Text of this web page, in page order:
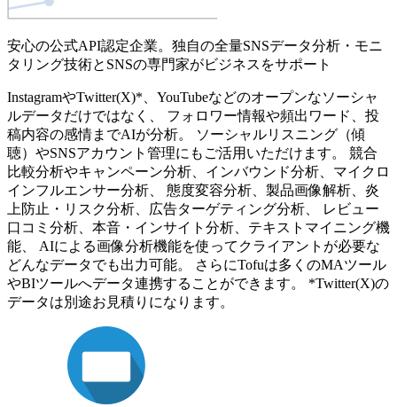
安心の公式API認定企業。独自の全量SNSデータ分析・モニ
タリング技術とSNSの専門家がビジネスをサポート
InstagramやTwitter(X)*、YouTubeなどのオープンなソーシャ
ルデータだけではなく、 フォロワー情報や頻出ワード、投
稿内容の感情までAIが分析。 ソーシャルリスニング（傾
聴）やSNSアカウント管理にもご活用いただけます。 競合
比較分析やキャンペーン分析、インバウンド分析、マイクロ
インフルエンサー分析、 態度変容分析、製品画像解析、炎
上防止・リスク分析、広告ターゲティング分析、 レビュー
口コミ分析、本音・インサイト分析、テキストマイニング機
能、 AIによる画像分析機能を使ってクライアントが必要な
どんなデータでも出力可能。 さらにTofuは多くのMAツール
やBIツールへデータ連携することができます。 *Twitter(X)の
データは別途お見積りになります。